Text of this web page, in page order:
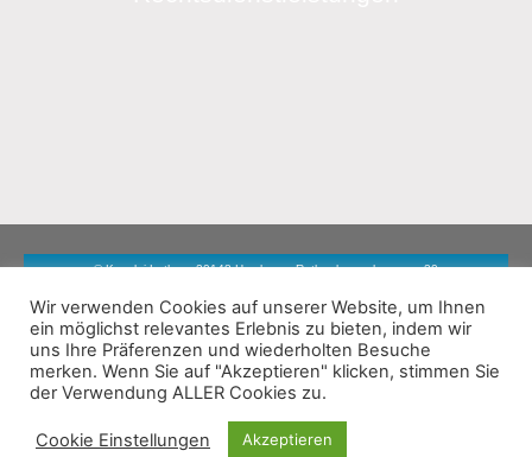
© Kanzlei Luther · 20148 Hamburg · Rothenbaumchaussee 20
Impressum Datenschutz
Wir verwenden Cookies auf unserer Website, um Ihnen
ein möglichst relevantes Erlebnis zu bieten, indem wir
uns Ihre Präferenzen und wiederholten Besuche
merken. Wenn Sie auf "Akzeptieren" klicken, stimmen Sie
der Verwendung ALLER Cookies zu.
Cookie Einstellungen Akzeptieren